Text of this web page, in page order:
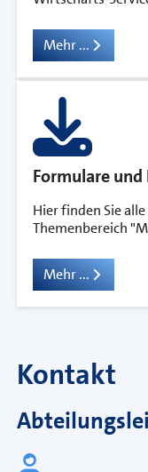
Mehr ...
Formulare
Hier finden Sie
Themenbereich
Mehr ...
Kontakt